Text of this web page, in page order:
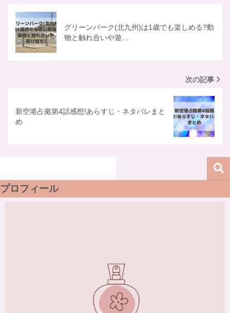
グリーンパーク(北九州)は1歳でも楽しめる?動
物と触れ合いや遊…
次の記事
新空港占拠第4話感想!あらすじ・ネタバレまと
め
プロフィール